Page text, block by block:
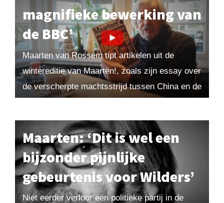
magnifieke bewerking van
de BBC’
Maarten van Rossem tipt artikelen uit de
wintereditie van Maarten!, zoals zijn essay over
de verscherpte machtsstrijd tussen China en de
Maarten: ‘Dit is wel een
bijzonder pijnlijke
gebeurtenis voor Wilders’
Niet eerder verloor een politieke partij in de